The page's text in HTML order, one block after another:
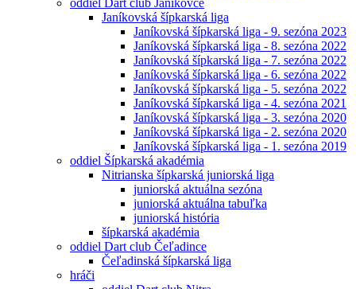
oddiel Dart club Janíkovce
Janíkovská šípkarská liga
Janíkovská šípkarská liga - 9. sezóna 2023
Janíkovská šípkarská liga - 8. sezóna 2022
Janíkovská šípkarská liga - 7. sezóna 2022
Janíkovská šípkarská liga - 6. sezóna 2022
Janíkovská šípkarská liga - 5. sezóna 2022
Janíkovská šípkarská liga - 4. sezóna 2021
Janíkovská šípkarská liga - 3. sezóna 2020
Janíkovská šípkarská liga - 2. sezóna 2020
Janíkovská šípkarská liga - 1. sezóna 2019
oddiel Šípkarská akadémia
Nitrianska šípkarská juniorská liga
juniorská aktuálna sezóna
juniorská aktuálna tabuľka
juniorská história
šípkarská akadémia
oddiel Dart club Čeľadince
Čeľadinská šípkarská liga
hráči